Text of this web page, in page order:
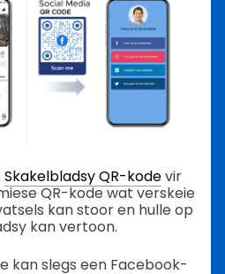
Skakelbladsy QR-kodevir
QR-kode wat verskeie
kan stoor en hulle op
kan vertoon.
kan slegs een Facebook-